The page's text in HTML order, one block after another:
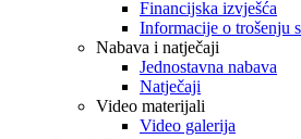
Financijska izvješća
Informacije o trošenju
Nabava i natječaji
Jednostavna nabava
Natječaji
Video materijali
Video galerija